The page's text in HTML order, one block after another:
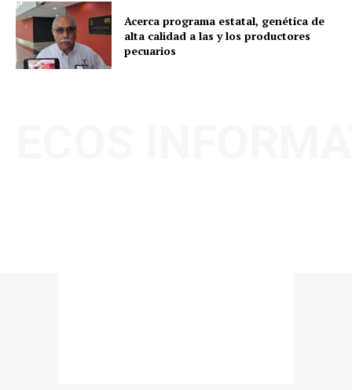
Acerca programa estatal, genética de
alta calidad a las y los productores
pecuarios